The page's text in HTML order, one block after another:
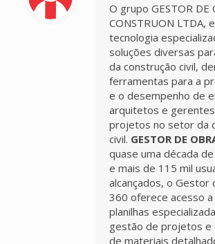
O grupo GESTOR DE
CONSTRUON LTDA,
tecnologia
soluções diversas
da construção civil,
ferramentas para a
e o desempenho de
arquitetos e
projetos no setor da
civil. GESTOR DE
quase uma década
e mais de 115 mil
alcançados, o Gestor
360 oferece acesso
planilhas
gestão de projetos e
de materiais